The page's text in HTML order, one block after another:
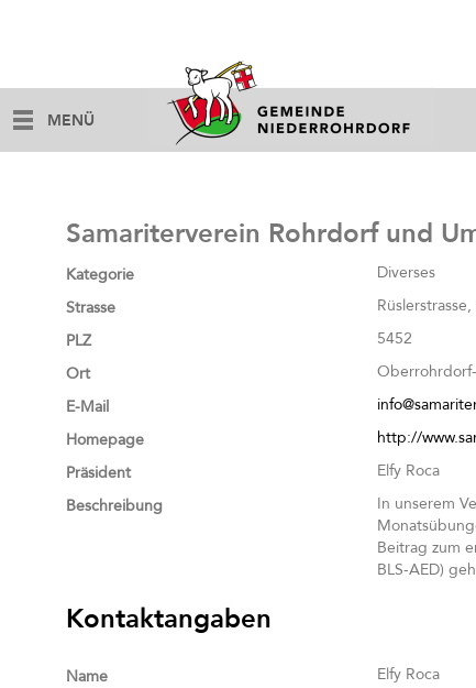
MENÜ
Samariterverein Rohrdorf und
Kategorie
Diverses
Strasse
Rüslerstrasse,
PLZ
5452
Ort
E-Mail
Homepage
http://
Präsident
Elfy Roca
Beschreibung
In unserem
Beitrag zum
BLS-AED)
Kontaktangaben
Name
Elfy Roca